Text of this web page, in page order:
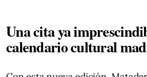
Una cita ya
calendario cultural